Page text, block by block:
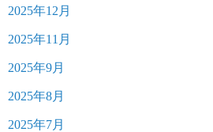
2025年12月
2025年11月
2025年9月
2025年8月
2025年7月